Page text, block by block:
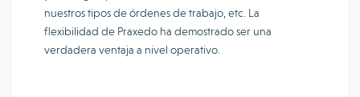
nuestros tipos de órdenes de trabajo, etc. La
flexibilidad de Praxedo ha demostrado ser una
verdadera ventaja a nivel operativo.